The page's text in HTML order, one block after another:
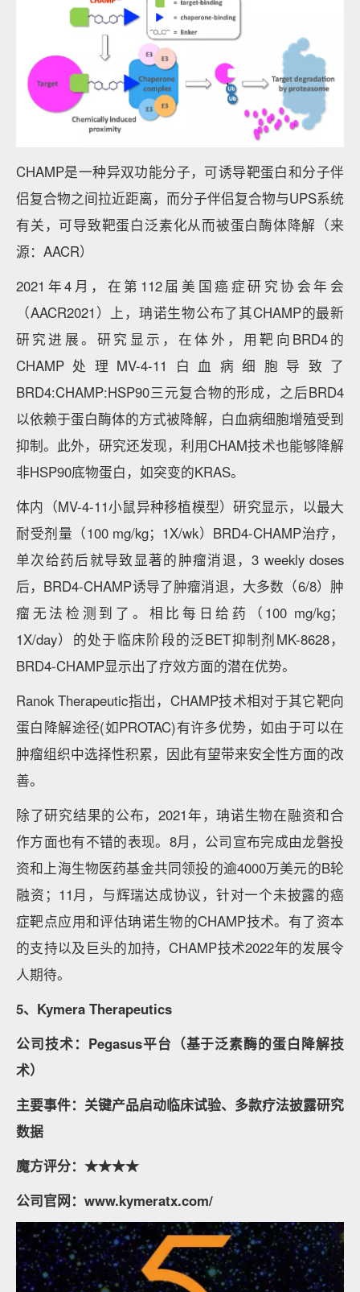
CHAMP是一种异双功能分子，可诱导靶蛋白和分子伴
侣复合物之间拉近距离，而分子伴侣复合物与UPS系统
有关，可导致靶蛋白泛素化从而被蛋白酶体降解（来
源：AACR）
2021年4月，在第112届美国癌症研究协会年会
（AACR2021）上，珃诺生物公布了其CHAMP的最新
研究进展。研究显示，在体外，用靶向BRD4的
CHAMP处理MV-4-11白血病细胞导致了
BRD4:CHAMP:HSP90三元复合物的形成，之后BRD4
以依赖于蛋白酶体的方式被降解，白血病细胞增殖受到
抑制。此外，研究还发现，利用CHAM技术也能够降解
非HSP90底物蛋白，如突变的KRAS。
体内（MV-4-11小鼠异种移植模型）研究显示，以最大
耐受剂量（100 mg/kg；1X/wk）BRD4-CHAMP治疗，
单次给药后就导致显著的肿瘤消退，3 weekly doses
后，BRD4-CHAMP诱导了肿瘤消退，大多数（6/8）肿
瘤无法检测到了。相比每日给药（100 mg/kg；
1X/day）的处于临床阶段的泛BET抑制剂MK-8628，
BRD4-CHAMP显示出了疗效方面的潜在优势。
Ranok Therapeutic指出，CHAMP技术相对于其它靶向
蛋白降解途径(如PROTAC)有许多优势，如由于可以在
肿瘤组织中选择性积累，因此有望带来安全性方面的改
善。
除了研究结果的公布，2021年，珃诺生物在融资和合
作方面也有不错的表现。8月，公司宣布完成由龙磐投
资和上海生物医药基金共同领投的逾4000万美元的B轮
融资；11月，与辉瑞达成协议，针对一个未披露的癌
症靶点应用和评估珃诺生物的CHAMP技术。有了资本
的支持以及巨头的加持，CHAMP技术2022年的发展令
人期待。
5、Kymera Therapeutics
公司技术：Pegasus平台（基于泛素酶的蛋白降解技
术）
主要事件：关键产品启动临床试验、多款疗法披露研究
数据
魔方评分：★★★★
公司官网：www.kymeratx.com/